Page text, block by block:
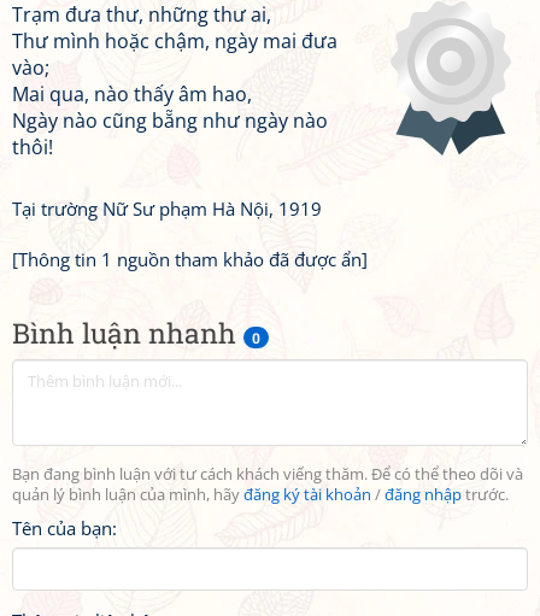
Bình luận nhanh 0
Bạn đang bình luận với tư cách khách viếng thăm. Để có thể theo dõi và
quản lý bình luận của mình, hãyđăng ký tài khoản /đăng nhậptrước.
Tên của bạn:
Trạm đưa thư, những thư ai,
Thư mình hoặc chậm, ngày mai đưa
vào;
Mai qua, nào thấy âm hao,
Ngày nào cũng bẵng như ngày nào
thôi!
Tại trường Nữ Sư phạm Hà Nội, 1919
[Thông tin 1 nguồn tham khảo đã được ẩn]